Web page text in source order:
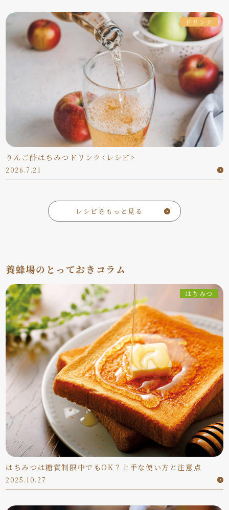
ドリンク
りんご酢はちみつドリンク<レシピ>
2026.7.21
レシピをもっと見る
養蜂場のとっておきコラム
はちみつ
はちみつは糖質制限中でもOK？上手な使い方と注意点
2025.10.27